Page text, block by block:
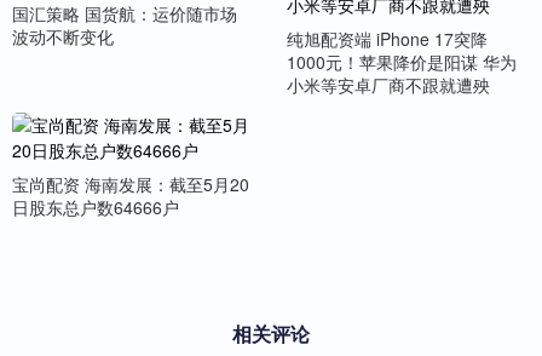
国汇策略 国货航：运价随市场
波动不断变化
纯旭配资端 iPhone 17突降
1000元！苹果降价是阳谋 华为
小米等安卓厂商不跟就遭殃
宝尚配资 海南发展：截至5月20
日股东总户数64666户
相关评论